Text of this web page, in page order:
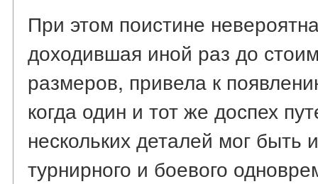
При этом поистине
доходившая иной раз до
размеров, привела к
когда один и тот же доспех
нескольких деталей мог быть
турнирного и боевого